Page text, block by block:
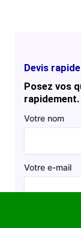
Devis
Posez vos
rapidement.
Votre nom
Votre e-mail